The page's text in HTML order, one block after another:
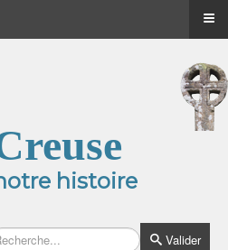
histoire
Valider
≡
≡